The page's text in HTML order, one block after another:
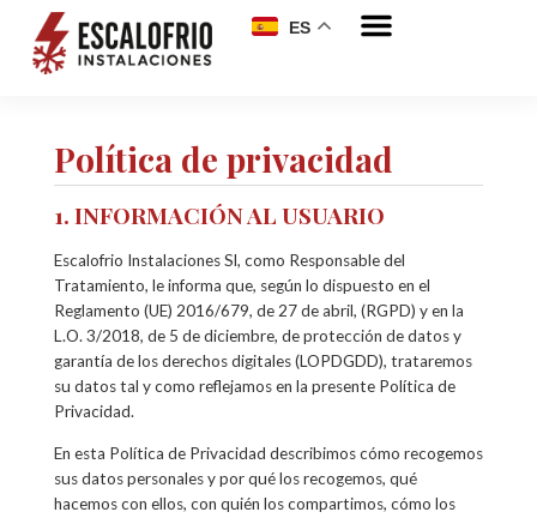
ES
Política de privacidad
1. INFORMACIÓN AL USUARIO
Escalofrio Instalaciones Sl, como Responsable del
Tratamiento, le informa que, según lo dispuesto en el
Reglamento (UE) 2016/679, de 27 de abril, (RGPD) y en la
L.O. 3/2018, de 5 de diciembre, de protección de datos y
garantía de los derechos digitales (LOPDGDD), trataremos
su datos tal y como reflejamos en la presente Política de
Privacidad.
En esta Política de Privacidad describimos cómo recogemos
sus datos personales y por qué los recogemos, qué
hacemos con ellos, con quién los compartimos, cómo los